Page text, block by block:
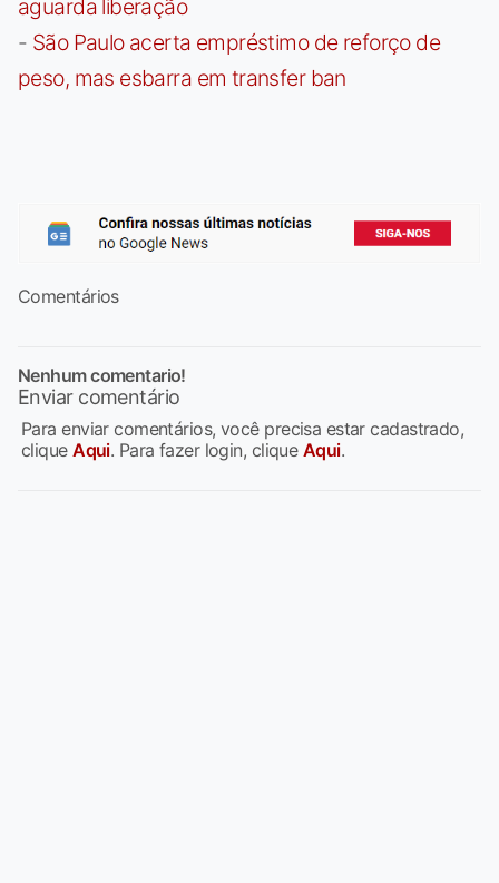
aguarda liberação
- São Paulo acerta empréstimo de reforço de
peso, mas esbarra em transfer ban
Comentários
Nenhum comentario!
Enviar comentário
Para enviar comentários, você precisa estar cadastrado,
cliqueAqui. Para fazer login, clique Aqui.